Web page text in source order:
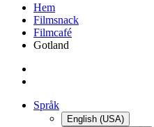
Hem
Filmsnack
Filmcafé
Gotland
Språk
English (USA)